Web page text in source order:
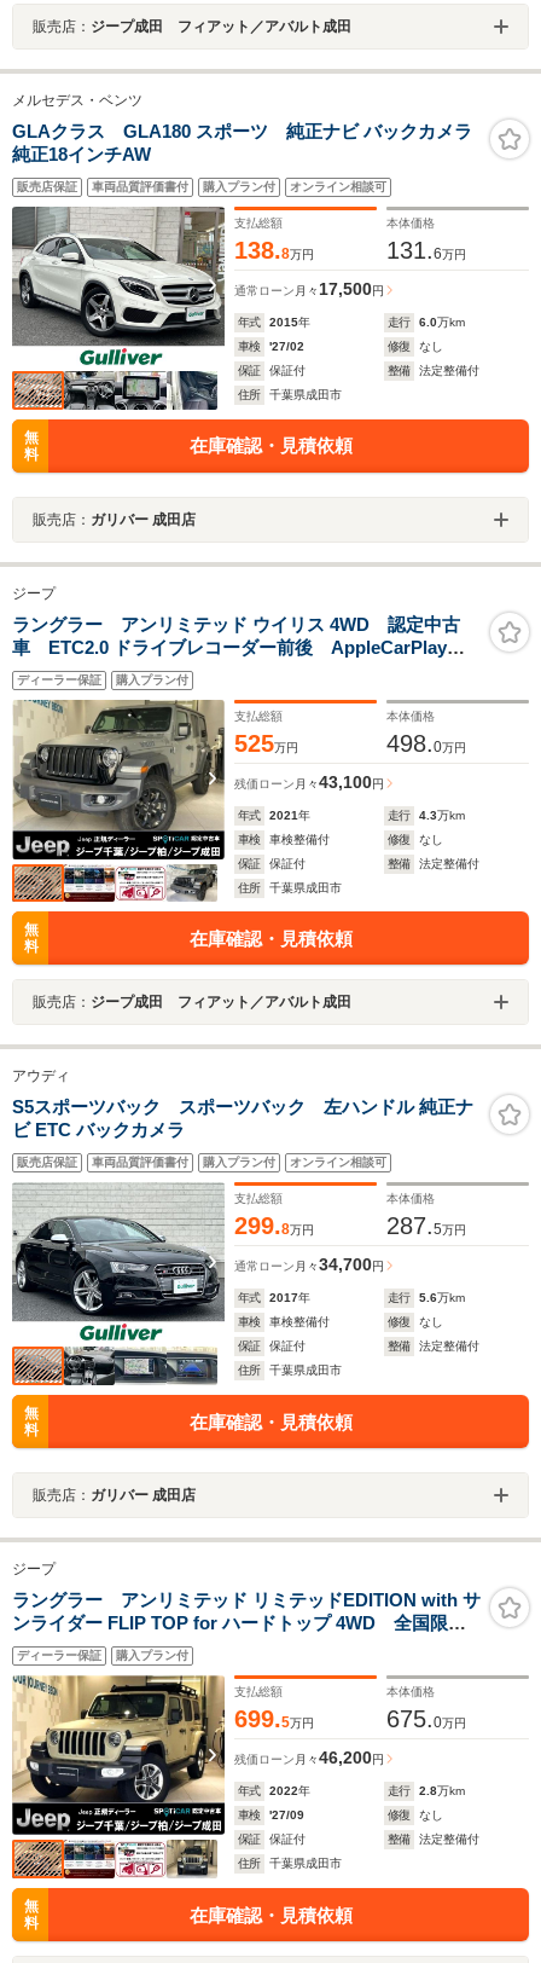
販売店： ジープ成田 フィアット／アバルト成田
メルセデス・ベンツ
GLAクラス GLA180 スポーツ 純正ナビ バックカメラ
純正18インチAW
販売店保証 車両品質評価書付 購入プラン付 オンライン相談可
支払総額
138.8万円
本体価格
131.6万円
通常ローン 月々 17,500円
年式 2015年 走行 6.0万km
車検
'27/02 修復
なし
保証
保証付 整備
法定整備付
住所
千葉県成田市
無
料
在庫確認・見積依頼
販売店： ガリバー 成田店
ジープ
ラングラー アンリミテッド ウイリス 4WD 認定中古
車 ETC2.0 ドライブレコーダー前後 AppleCarPlay
AndroidAuto バックカメラ サイドカメラ フロント
カメラ ACC
ディーラー保証 購入プラン付
支払総額
525万円
本体価格
498.0万円
残価ローン 月々43,100円
年式 2021年 走行 4.3万km
車検
車検整備付 修復
なし
保証
保証付 整備
法定整備付
住所
千葉県成田市
無
料
在庫確認・見積依頼
販売店： ジープ成田 フィアット／アバルト成田
アウディ
S5スポーツバック スポーツバック 左ハンドル 純正ナ
ビ ETC バックカメラ
販売店保証 車両品質評価書付 購入プラン付 オンライン相談可
支払総額
299.8万円
本体価格
287.5万円
通常ローン 月々34,700円
年式 2017年 走行 5.6万km
車検
車検整備付 修復
なし
保証
保証付 整備
法定整備付
住所
千葉県成田市
無
料
在庫確認・見積依頼
販売店： ガリバー 成田店
ジープ
ラングラー アンリミテッド リミテッドEDITION with サ
ンライダー FLIP TOP for ハードトップ 4WD 全国限定
185台 ゴビカラーベージュ サンライダーフリップトッ
プ 純正ナビ 地デジTV ETC バックカメラ LEDラ
イト サイドカメラ オフロードカメラ レザー
ACC 障害物センサー
ディーラー保証 購入プラン付
支払総額
699.5万円
本体価格
675.0万円
残価ローン 月々46,200円
年式 2022年 走行 2.8万km
車検
'27/09 修復
なし
保証
保証付 整備
法定整備付
住所
千葉県成田市
無
料
在庫確認・見積依頼